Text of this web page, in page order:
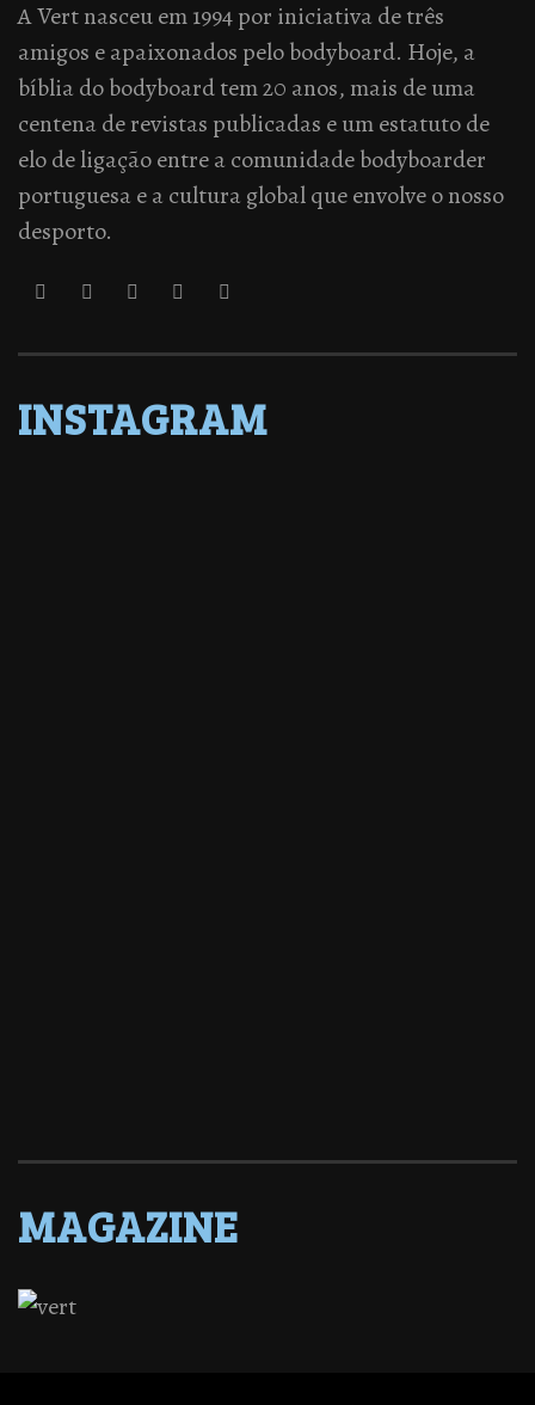
A Vert nasceu em 1994 por iniciativa de três
amigos e apaixonados pelo bodyboard. Hoje, a
bíblia do bodyboard tem 20 anos, mais de uma
centena de revistas publicadas e um estatuto de
elo de ligação entre a comunidade bodyboarder
portuguesa e a cultura global que envolve o nosso
desporto.
INSTAGRAM
MAGAZINE